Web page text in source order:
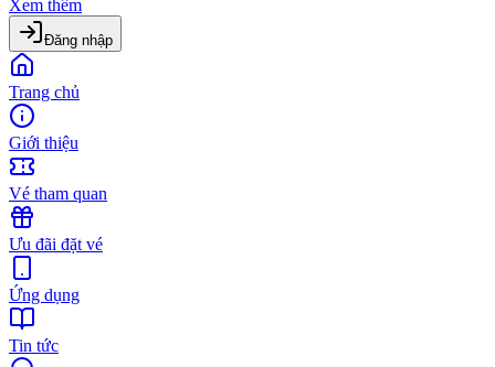
Xem thêm
Đăng nhập
Trang chủ
Giới thiệu
Vé tham quan
Ưu đãi đặt vé
Ứng dụng
Tin tức